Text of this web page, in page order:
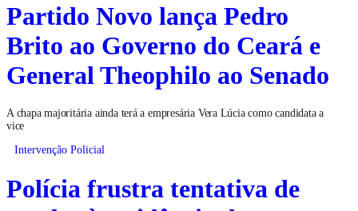
Partido Novo lança Pedro
Brito ao Governo do Ceará e
General Theophilo ao Senado
A chapa majoritária ainda terá a empresária Vera Lúcia como candidata a
vice
Intervenção Policial
Polícia frustra tentativa de